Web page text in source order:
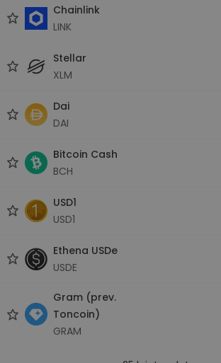
Chainlink
LINK
Stellar
XLM
Dai
DAI
Bitcoin Cash
BCH
USD1
USD1
Ethena USDe
USDE
Gram (prev.
Toncoin)
GRAM